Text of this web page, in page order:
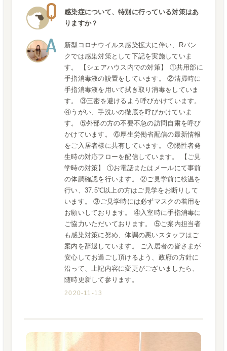
感染症について、特別に行っている対策はあ
りますか？
新型コロナウイルス感染拡大に伴い、Rバン
クでは感染対策として下記を実施していま
す。 【シェアハウス内での対策】 ①共用部に
手指消毒液の設置をしています。 ②清掃時に
手指消毒液を用いて拭き取り消毒をしていま
す。 ③三密を避けるよう呼びかけています。
④うがい、手洗いの徹底を呼びかけていま
す。 ⑤外部の方の不要不急の訪問自粛を呼び
かけています。 ⑥厚生労働省配信の最新情報
をご入居者様に共有しています。 ⑦陽性者発
生時の対応フローを配信しています。 【ご見
学時の対策】 ①お電話またはメールにて事前
の体調確認を行います。 ②ご見学前に検温を
行い、37.5℃以上の方はご見学をお断りして
います。 ③ご見学時には必ずマスクの着用を
お願いしております。 ④入室時に手指消毒に
ご協力いただいております。 ⑤ご案内担当者
も感染対策に努め、体調の悪いスタッフはご
案内を辞退しています。 ご入居者の皆さまが
安心してお過ごし頂けるよう、政府の方針に
沿って、上記内容に変更がございましたら、
随時更新して参ります。
2020-11-13